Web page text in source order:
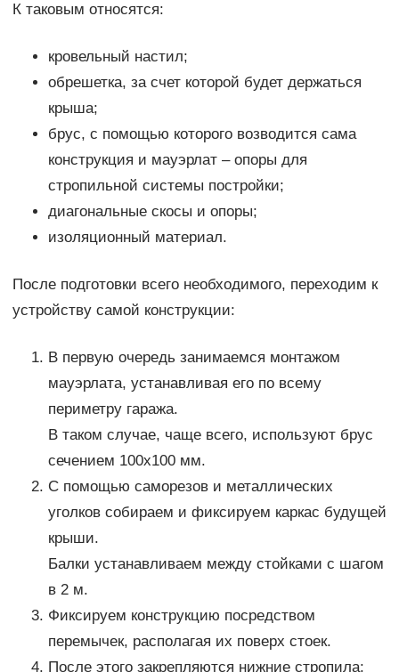
К таковым относятся:
кровельный настил;
обрешетка, за счет которой будет держаться
крыша;
брус, с помощью которого возводится сама
конструкция и мауэрлат – опоры для
стропильной системы постройки;
диагональные скосы и опоры;
изоляционный материал.
После подготовки всего необходимого, переходим к
устройству самой конструкции:
В первую очередь занимаемся монтажом
мауэрлата, устанавливая его по всему
периметру гаража.
В таком случае, чаще всего, используют брус
сечением 100х100 мм.
С помощью саморезов и металлических
уголков собираем и фиксируем каркас будущей
крыши.
Балки устанавливаем между стойками с шагом
в 2 м.
Фиксируем конструкцию посредством
перемычек, располагая их поверх стоек.
После этого закрепляются нижние стропила: